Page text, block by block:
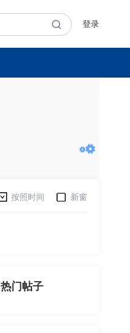
登录
新窗
按照时间
热门帖子